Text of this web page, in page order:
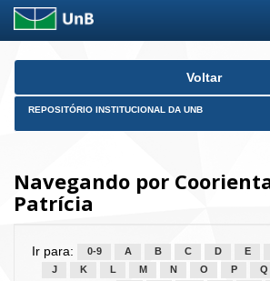
Skip
Voltar
REPOSITÓRIO INSTITUCIONAL DA UNB
Navegando por
Patrícia
Ir para: 0-9 A B C D E
J
K L M N O P Q